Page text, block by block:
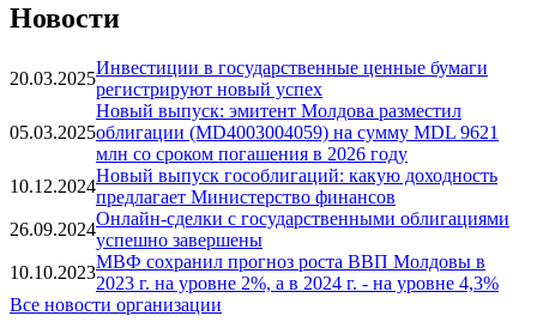
Новости
20.03.2025
Инвестиции в государственные ценные бумаги
регистрируют новый успех
05.03.2025
Новый выпуск: эмитент Молдова разместил
облигации (MD4003004059) на сумму MDL 9621
млн со сроком погашения в 2026 году
10.12.2024
Новый выпуск гособлигаций: какую доходность
предлагает Министерство финансов
26.09.2024
Онлайн-сделки с государственными облигациями
успешно завершены
10.10.2023
МВФ сохранил прогноз роста ВВП Молдовы в
2023 г. на уровне 2%, а в 2024 г. - на уровне 4,3%
Все новости организации